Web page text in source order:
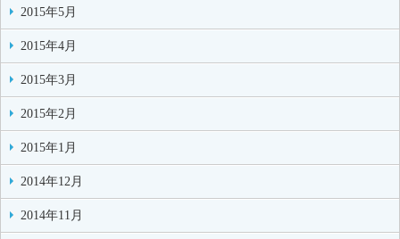
2015年5月
2015年4月
2015年3月
2015年2月
2015年1月
2014年12月
2014年11月